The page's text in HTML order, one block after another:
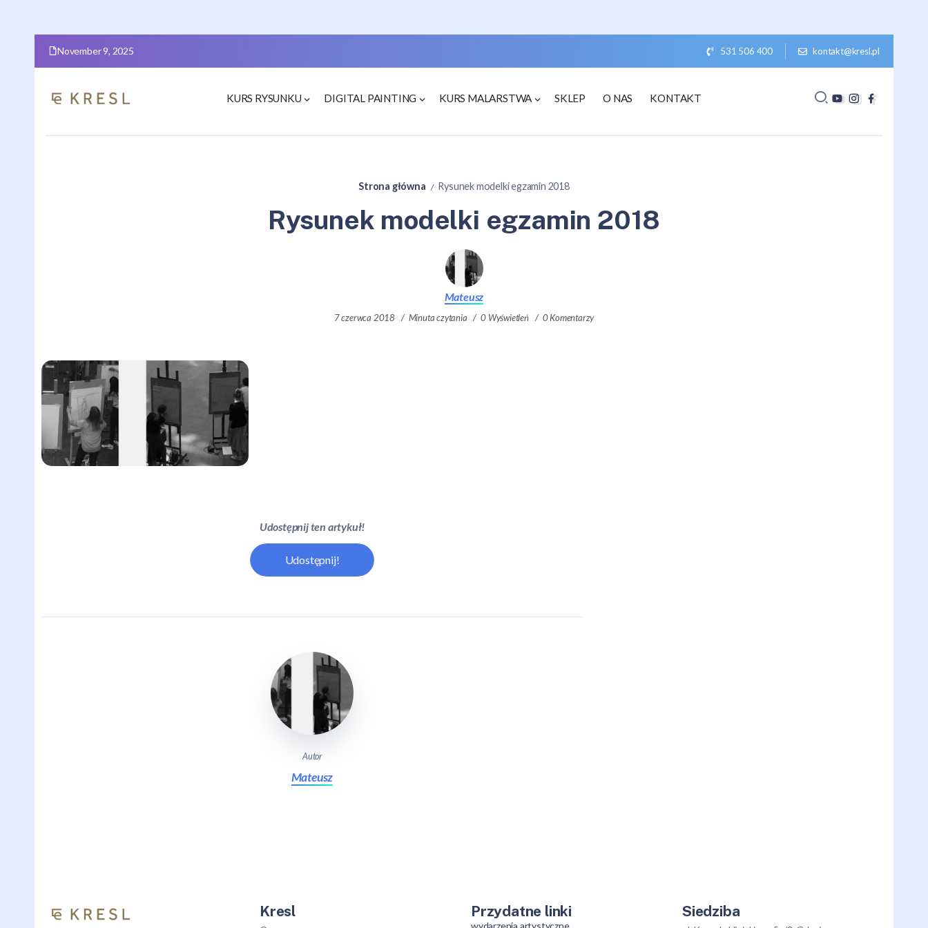
November 9, 2025 531 506 400 kontakt@kresl.pl
KURS RYSUNKU DIGITAL PAINTING KURS MALARSTWA SKLEP O NAS KONTAKT
Strona główna / Rysunek modelki egzamin 2018
Rysunek modelki egzamin 2018
Mateusz
7 czerwca 2018 Minuta czytania 0 Wyświetleń 0 Komentarzy
Udostępnij ten artykuł!
Udostępnij!
Autor
Mateusz
Kresl Przydatne linki
wydarzenia artystyczne
Siedziba